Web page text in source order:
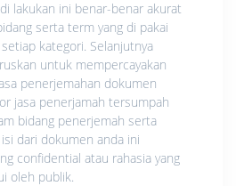
lakukan ini benar-benar akurat
serta term yang di pakai
kategori. Selanjutnya
untuk mempercayakan
penerjemahan dokumen
jasa penerjamah tersumpah
bidang penerjemah serta
dari dokumen anda ini
confidential atau rahasia yang
oleh publik.